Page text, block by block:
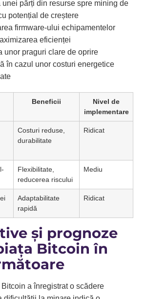
unei părți din resurse spre mining de
potențial de creștere
firmware-ului echipamentelor
eficienței
unor praguri clare de oprire
în cazul unor costuri energetice
Beneficii
Nivel de
implementare
Costuri reduse,
durabilitate
Ridicat
Flexibilitate,
reducerea riscului
Mediu
Adaptabilitate
rapidă
Ridicat
și prognoze
Bitcoin în
a înregistrat o scădere